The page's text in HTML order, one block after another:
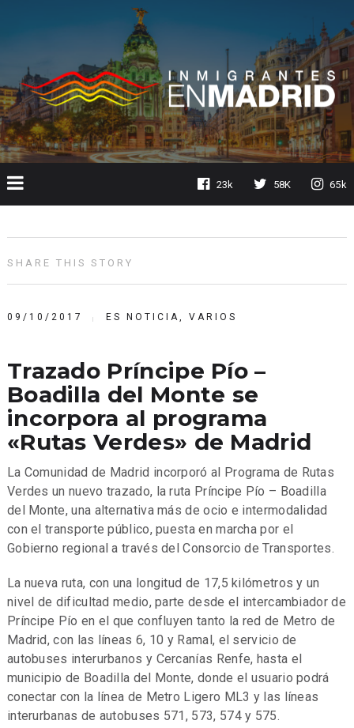
23k 58K 65k
SHARE THIS STORY
09/10/2017 ES NOTICIA, VARIOS
Trazado Príncipe Pío –
Boadilla del Monte se
incorpora al programa
«Rutas Verdes» de Madrid
La Comunidad de Madrid incorporó al Programa de Rutas
Verdes un nuevo trazado, la ruta Príncipe Pío – Boadilla
del Monte, una alternativa más de ocio e intermodalidad
con el transporte público, puesta en marcha por el
Gobierno regional a través del Consorcio de Transportes.
La nueva ruta, con una longitud de 17,5 kilómetros y un
nivel de dificultad medio, parte desde el intercambiador de
Príncipe Pío en el que confluyen tanto la red de Metro de
Madrid, con las líneas 6, 10 y Ramal, el servicio de
autobuses interurbanos y Cercanías Renfe, hasta el
municipio de Boadilla del Monte, donde el usuario podrá
conectar con la línea de Metro Ligero ML3 y las líneas
interurbanas de autobuses 571, 573, 574 y 575.